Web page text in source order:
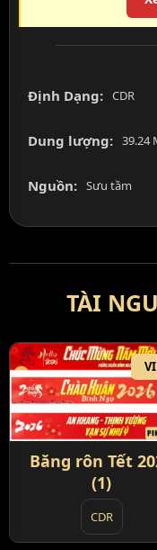
Định Dạng: CDR
Dung lượng: 39.24
Nguồn: Sưu tầm
TÀI
Băng rôn Tết
(1)
CDR